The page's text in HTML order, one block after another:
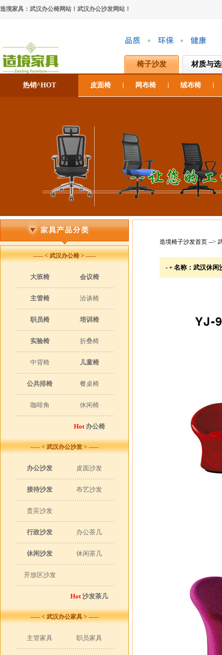
造境家具：武汉办公椅网站！武汉办公沙发网站！
椅子沙发 材质与
热销^HOT 皮面椅 网布椅 绒布椅
----- < 武汉办公椅 > -----
大班椅 会议椅
主管椅 洽谈椅
职员椅 培训椅
实验椅 折叠椅
中背椅 儿童椅
公共排椅 餐桌椅
咖啡角 休闲椅
Hot办公椅
----- < 武汉办公沙发 > -----
办公沙发 皮面沙发
接待沙发 布艺沙发
贵宾沙发
行政沙发 办公茶几
休闲沙发 休闲茶几
开放区沙发
Hot沙发茶几
----- < 武汉办公家具 > -----
主管家具 职员家具
造境椅子沙发首页-->
- + 名称：武汉休闲